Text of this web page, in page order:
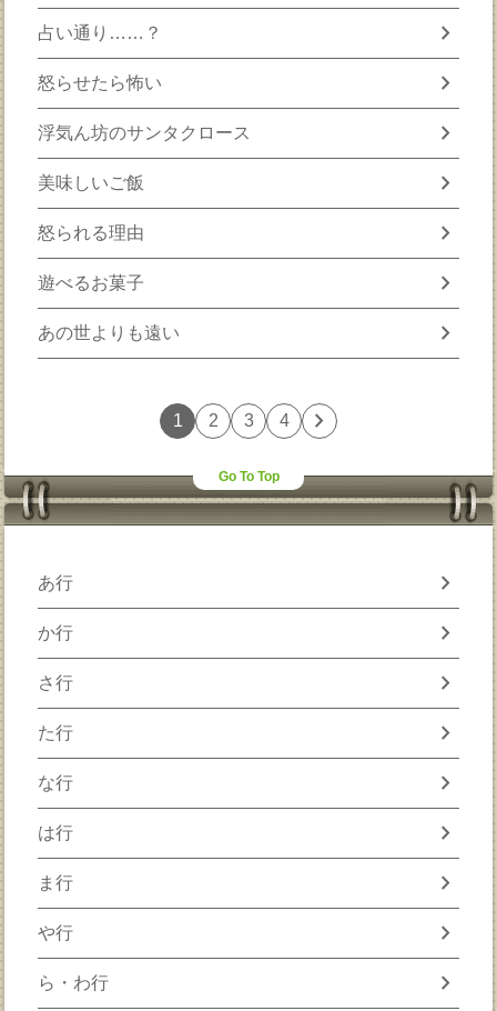
占い通り……？ chevron_right
怒らせたら怖い chevron_right
浮気ん坊のサンタクロース chevron_right
美味しいご飯 chevron_right
怒られる理由 chevron_right
遊べるお菓子 chevron_right
あの世よりも遠い chevron_right
1 2 3 4 chevron_right
Go To Top
あ行 chevron_right
か行 chevron_right
さ行 chevron_right
た行 chevron_right
な行 chevron_right
は行 chevron_right
ま行 chevron_right
や行 chevron_right
ら・わ行 chevron_right